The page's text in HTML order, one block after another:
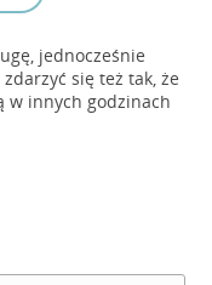
jednocześnie
się też tak, że
w innych godzinach